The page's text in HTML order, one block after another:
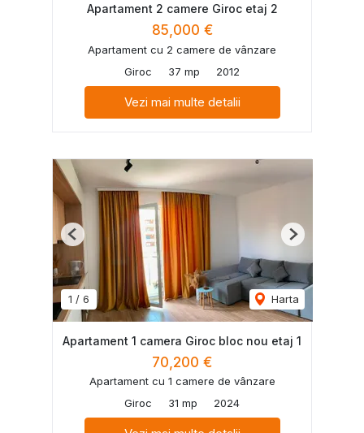
Apartament 2 camere Giroc etaj 2
85,000 €
Apartament cu 2 camere de vânzare
Giroc
37 mp 2012
Vezi mai multe detalii
1 / 6 Harta
Previous Next
Apartament 1 camera Giroc bloc nou etaj 1
70,200 €
Apartament cu 1 camere de vânzare
Giroc
31 mp 2024